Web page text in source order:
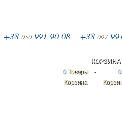
+38 050 991 90 08 +38 097
КОРЗИНА
0Товары -
0
Корзина